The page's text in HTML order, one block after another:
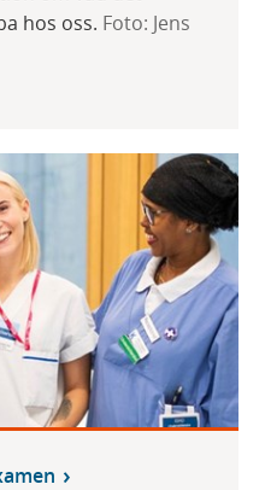
hos oss. Foto: Jens